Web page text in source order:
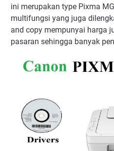
ini merupakan type Pixma
multifungsi yang juga
and copy mempunyai harga
pasaran sehingga banyak